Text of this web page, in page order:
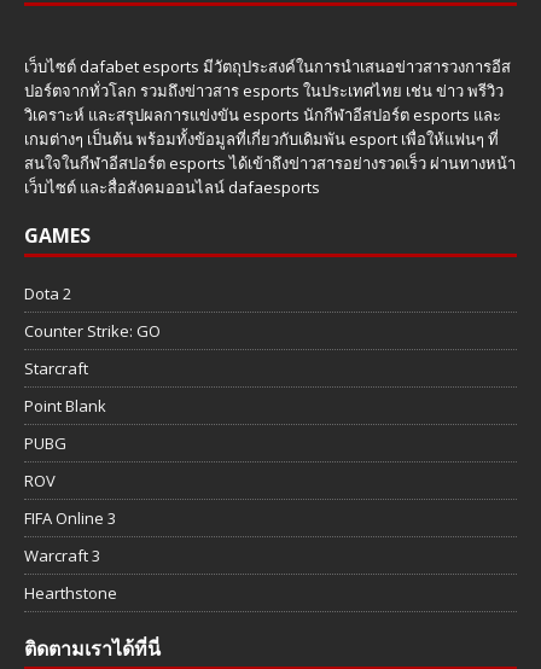
เว็บไซต์ dafabet esports มีวัตถุประสงค์ในการนำเสนอข่าวสารวงการอีส
ปอร์ตจากทั่วโลก รวมถึงข่าวสาร esports ในประเทศไทย เช่น ข่าว พรีวิว
วิเคราะห์ และสรุปผลการแข่งขัน esports นักกีฬาอีสปอร์ต esports และ
เกมต่างๆ เป็นต้น พร้อมทั้งข้อมูลที่เกี่ยวกับเดิมพัน esport เพื่อให้แฟนๆ ที่
สนใจในกีฬาอีสปอร์ต esports ได้เข้าถึงข่าวสารอย่างรวดเร็ว ผ่านทางหน้า
เว็บไซต์ และสื่อสังคมออนไลน์ dafaesports
GAMES
Dota 2
Counter Strike: GO
Starcraft
Point Blank
PUBG
ROV
FIFA Online 3
Warcraft 3
Hearthstone
ติดตามเราได้ที่นี่